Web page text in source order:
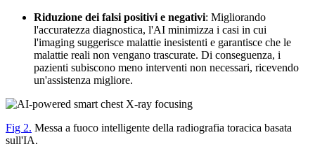
Riduzione dei falsi positivi e negativi: Migliorando
l'accuratezza diagnostica, l'AI minimizza i casi in cui
l'imaging suggerisce malattie inesistenti e garantisce che le
malattie reali non vengano trascurate. Di conseguenza, i
pazienti subiscono meno interventi non necessari, ricevendo
un'assistenza migliore.
Fig 2. Messa a fuoco intelligente della radiografia toracica basata
sull'IA.